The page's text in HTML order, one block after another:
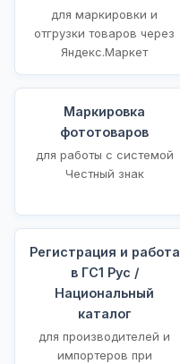
для маркировки и
отгрузки товаров через
Яндекс.Маркет
Маркировка
фототоваров
для работы с системой
Честный знак
Регистрация и работа
в ГС1 Рус /
Национальный
каталог
для производителей и
импортеров при